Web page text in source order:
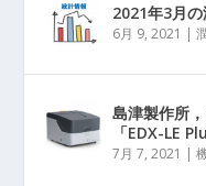
2021年3月
6月 9, 2021 |
島津製作所
「EDX-LE
7月 7, 2021 |